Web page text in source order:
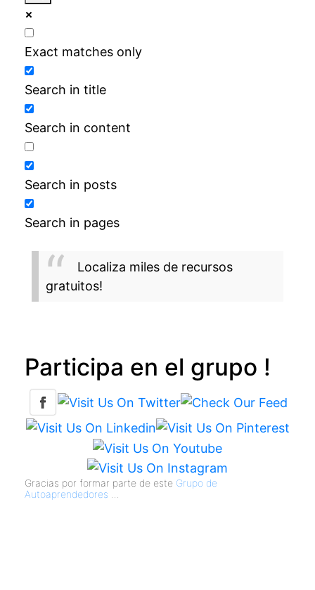
Exact matches only
Search in title
Search in content
Search in posts
Search in pages
Localiza miles de recursos
gratuitos!
Participa en el grupo !
Gracias por formar parte de este Grupo de
Autoaprendedores